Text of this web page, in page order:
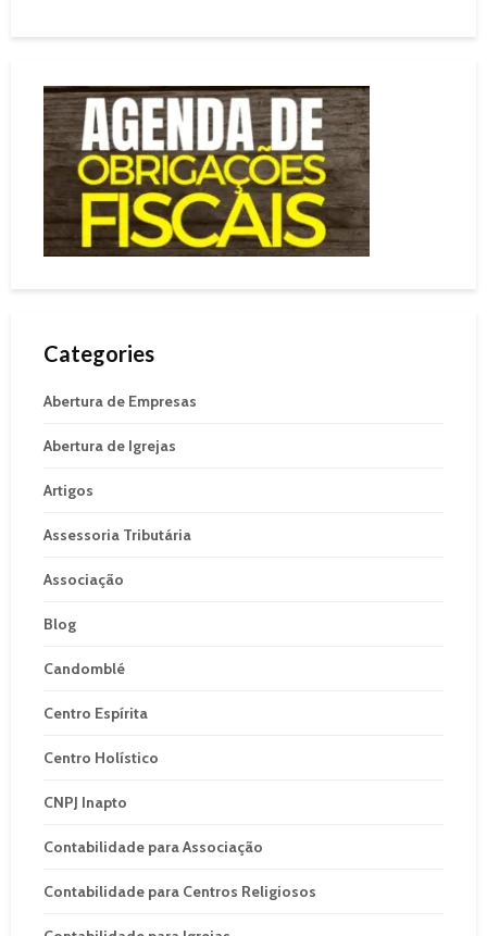
Categories
Abertura de Empresas
Abertura de Igrejas
Artigos
Assessoria Tributária
Associação
Blog
Candomblé
Centro Espírita
Centro Holístico
CNPJ Inapto
Contabilidade para Associação
Contabilidade para Centros Religiosos